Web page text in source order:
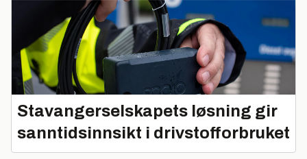
Stavangerselskapets løsning gir
sanntidsinnsikt i drivstofforbruket